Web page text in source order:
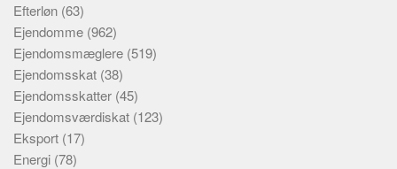
Efterløn (63)
Ejendomme (962)
Ejendomsmæglere (519)
Ejendomsskat (38)
Ejendomsskatter (45)
Ejendomsværdiskat (123)
Eksport (17)
Energi (78)